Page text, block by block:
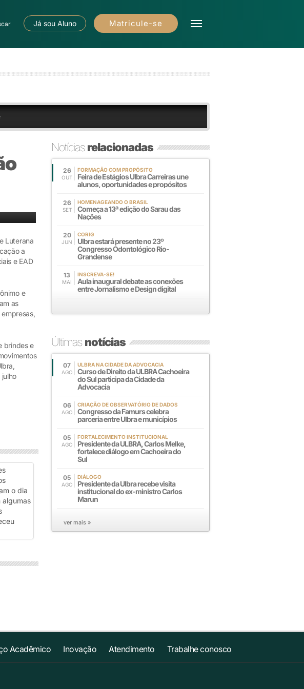
Já sou Aluno Matricule-se
Luterana
a
e EAD
e
as
brindes e
Notíciasrelacionadas
26
OUT
FORMAÇÃO COM PROPÓSITO
Feira de Estágios Ulbra Carreiras une
alunos, oportunidades e propósitos
26
SET
HOMENAGEANDO O BRASIL
Começa a 13ª edição do Sarau das
Nações
20
JUN
CORIG
Ulbra estará presente no 23º
Congresso Odontológico Rio-
Grandense
13
MAI
INSCREVA-SE!
Aula inaugural debate as conexões
entre Jornalismo e Design digital
Últimasnotícias
07
AGO
ULBRA NA CIDADE DA ADVOCACIA
Curso de Direito da ULBRA Cachoeira
do Sul participa da Cidade da
Advocacia
06
AGO
CRIAÇÃO DE OBSERVATÓRIO DE DADOS
Congresso da Famurs celebra
parceria entre Ulbra e municípios
05
AGO
FORTALECIMENTO INSTITUCIONAL
Presidente da ULBRA, Carlos Melke,
fortalece diálogo em Cachoeira do
Sul
05
AGO
DIÁLOGO
Presidente da Ulbra recebe visita
institucional do ex-ministro Carlos
Marun
ver mais »
Acadêmico Inovação Atendimento Trabalhe conosco